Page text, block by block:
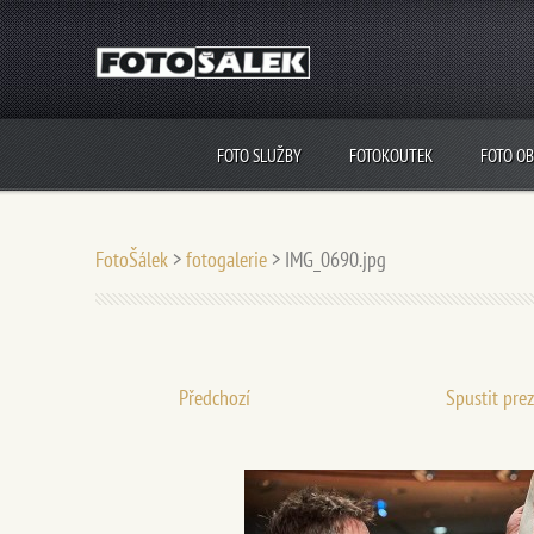
FOTO SLUŽBY FOTOKOUTEK FOTO
FotoŠálek >fotogalerie > IMG_0690.jpg
Předchozí Spustit